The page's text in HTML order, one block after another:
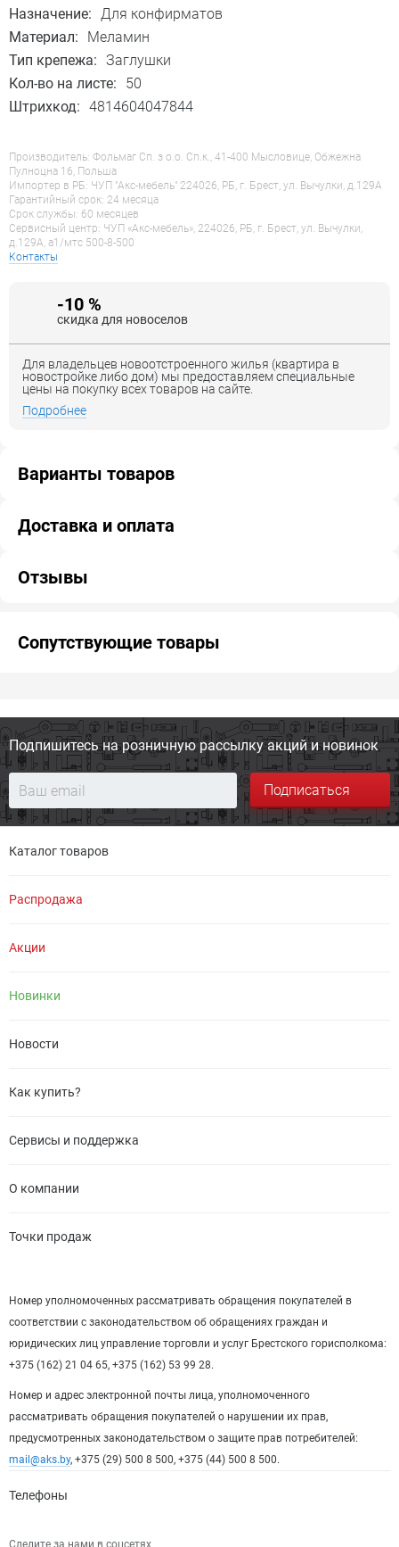
Назначение: Для конфирматов
Материал:
Меламин
Тип крепежа: Заглушки
Кол-во на листе:
50
Штрихкод: 4814604047844
Производитель: Фольмаг Сп. з о.о. Сп.к., 41-400 Мысловице, Обжежна
Пулноцна 16, Польша
Импортер в РБ: ЧУП "Акс-мебель" 224026, РБ, г. Брест, ул. Вычулки, д.129А
Гарантийный срок: 24 месяца
Срок службы: 60 месяцев
Сервисный центр: ЧУП «Акс-мебель», 224026, РБ, г. Брест, ул. Вычулки,
д.129А, a1/мтс 500-8-500
Контакты
-10 %
скидка для новоселов
Для владельцев новоотстроенного жилья (квартира в
новостройке либо дом) мы предоставляем специальные
цены на покупку всех товаров на сайте.
Подробнее
Варианты товаров
Доставка и оплата
Отзывы
Сопутствующие товары
Подпишитесь на розничную рассылку акций и новинок
Подписаться
Каталог товаров
Распродажа
Акции
Новинки
Новости
Как купить?
Сервисы и поддержка
О компании
Точки продаж
Номер уполномоченных рассматривать обращения покупателей в
соответствии с законодательством об обращениях граждан и
юридических лиц управление торговли и услуг Брестского горисполкома:
+375 (162) 21 04 65, +375 (162) 53 99 28.
Номер и адрес электронной почты лица, уполномоченного
рассматривать обращения покупателей о нарушении их прав,
предусмотренных законодательством о защите прав потребителей:
mail@aks.by, +375 (29) 500 8 500, +375 (44) 500 8 500.
Телефоны
Следите за нами в соцсетях